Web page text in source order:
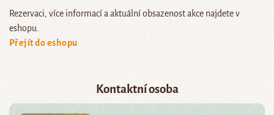
Rezervaci, více informací a aktuální obsazenost akce najdete v
eshopu.
Přejít do eshopu
Kontaktní osoba